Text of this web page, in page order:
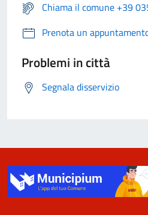
Chiama il comune +39
Prenota un
Problemi in città
Segnala disservizio